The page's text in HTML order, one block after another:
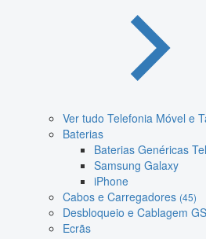
Ver tudo Telefonia Móvel e
Baterias
Baterias Genéricas
Samsung Galaxy
iPhone
Cabos e Carregadores (45)
Desbloqueio e Cablagem
Ecrãs